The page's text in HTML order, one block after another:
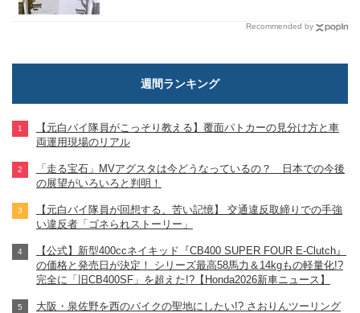
Recommended by
週間ランキング
【元白バイ隊員がこっそり教える】覆面パトカーの見分け方と車
両運用現場のリアル
「走る宝石」MVアグスタは今どうなっているの？ 日本での今後
の展望がいろいろと判明！
【元白バイ隊員が回想する、苦い記憶】 交通違反取締りでの手強
い違反者「ゴネられストーリー」
【公式】新型400ccネイキッド『CB400 SUPER FOUR E-Clutch』
の価格と発売日が決定！ シリーズ最高58馬力＆14kgもの軽量化!?
完全に「旧CB400SF」を超えた!?【Honda2026新車ニュース】
大阪・泉佐野を西のバイクの聖地にしたい!? さおりんツーリング